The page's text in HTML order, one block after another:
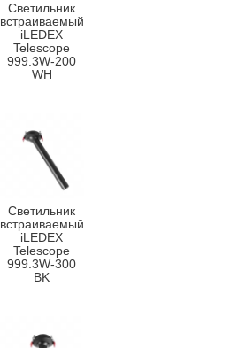
Светильник
встраиваемый
iLEDEX
Telescope
999.3W-200
WH
Светильник
встраиваемый
iLEDEX
Telescope
999.3W-300
BK